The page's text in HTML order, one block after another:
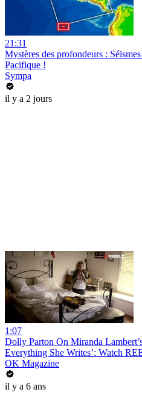
21:31
Mystères des profondeurs :
Pacifique !
Sympa
il y a 2 jours
1:07
Dolly Parton On Miranda
Everything She Writes’: Watch
OK Magazine
il y a 6 ans